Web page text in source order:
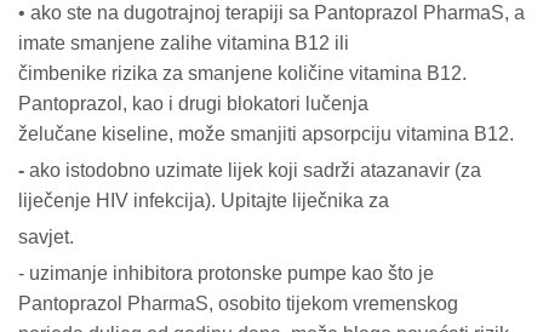
• ako ste na dugotrajnoj terapiji sa Pantoprazol PharmaS, a
imate smanjene zalihe vitamina B12 ili
čimbenike rizika za smanjene količine vitamina B12.
Pantoprazol, kao i drugi blokatori lučenja
želučane kiseline, može smanjiti apsorpciju vitamina B12.
- ako istodobno uzimate lijek koji sadrži atazanavir (za
liječenje HIV infekcija). Upitajte liječnika za
savjet.
- uzimanje inhibitora protonske pumpe kao što je
Pantoprazol PharmaS, osobito tijekom vremenskog